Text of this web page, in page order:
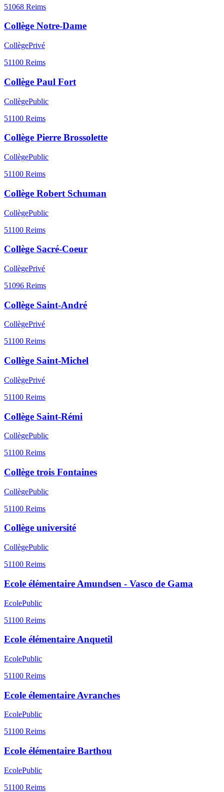
51068 Reims
Collège Notre-Dame
CollègePrivé
51100 Reims
Collège Paul Fort
CollègePublic
51100 Reims
Collège Pierre Brossolette
CollègePublic
51100 Reims
Collège Robert Schuman
CollègePublic
51100 Reims
Collège Sacré-Coeur
CollègePrivé
51096 Reims
Collège Saint-André
CollègePrivé
51100 Reims
Collège Saint-Michel
CollègePrivé
51100 Reims
Collège Saint-Rémi
CollègePublic
51100 Reims
Collège trois Fontaines
CollègePublic
51100 Reims
Collège université
CollègePublic
51100 Reims
Ecole élémentaire Amundsen - Vasco de Gama
EcolePublic
51100 Reims
Ecole élémentaire Anquetil
EcolePublic
51100 Reims
Ecole élementaire Avranches
EcolePublic
51100 Reims
Ecole élémentaire Barthou
EcolePublic
51100 Reims